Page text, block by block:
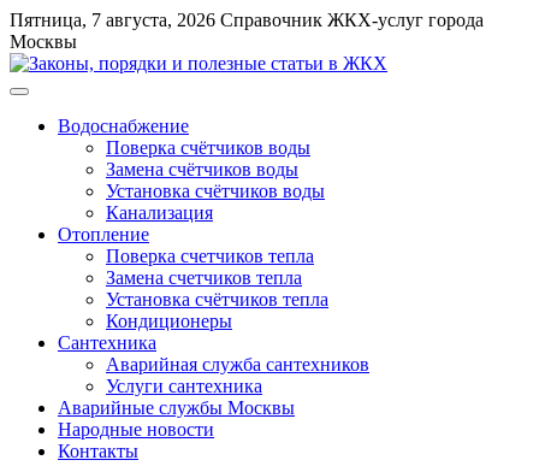
Перейти
к
содержимому
Пятница, 7 августа, 2026 Справочник ЖКХ-услуг города
Москвы
Меню
Водоснабжение
Поверка счётчиков воды
Замена счётчиков воды
Установка счётчиков воды
Канализация
Отопление
Поверка счетчиков тепла
Замена счетчиков тепла
Установка счётчиков тепла
Кондиционеры
Сантехника
Аварийная служба сантехников
Услуги сантехника
Аварийные службы Москвы
Народные новости
Контакты